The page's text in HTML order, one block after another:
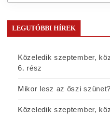
LEGUTÓBBI HÍREK
Közeledik szeptember,
6. rész
Mikor lesz az őszi szünet?
Közeledik szeptember,